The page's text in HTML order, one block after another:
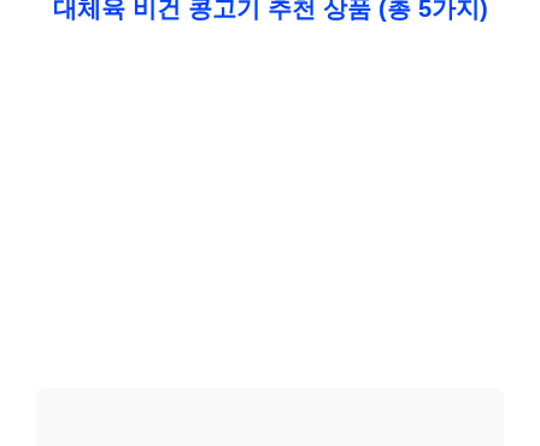
대체육 비건 콩고기 추천 상품 (총 5가지)